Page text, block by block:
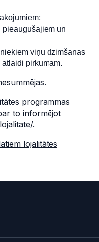
pieaugušajiem un
viņu dzimšanas
pirkumam.
programmas
to informējot
.
lojalitātes